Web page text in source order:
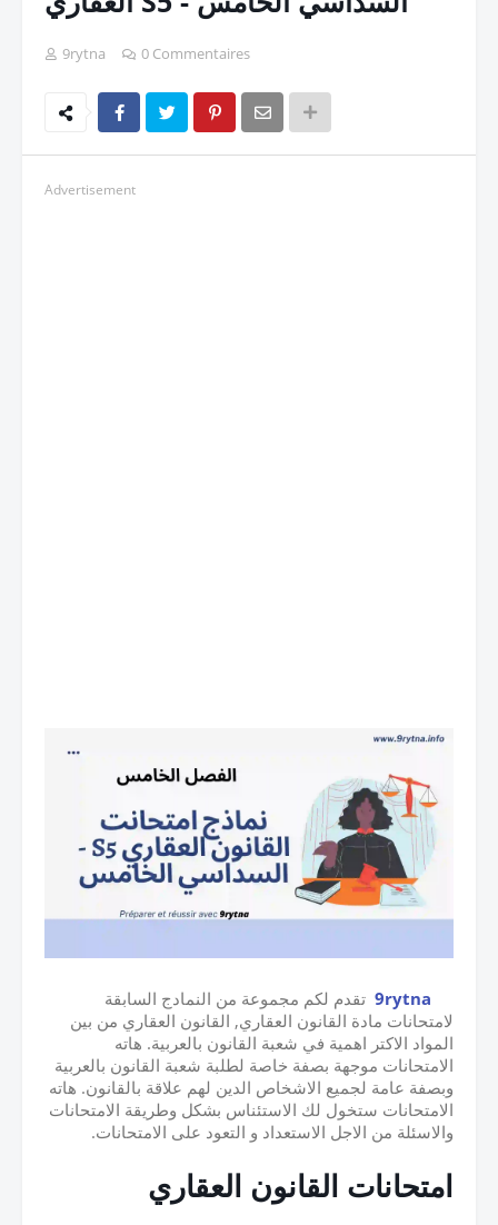
9rytna 0 Commentaires
Advertisement
9rytna تقدم لكم مجموعة من النمادج السابقة
لامتحانات مادة القانون العقاري, القانون العقاري من بين
المواد الاكتر اهمية في شعبة القانون بالعربية. هاته
الامتحانات موجهة بصفة خاصة لطلبة شعبة القانون بالعربية
وبصفة عامة لجميع الاشخاص الدين لهم علاقة بالقانون. هاته
الامتحانات ستخول لك الاستئناس بشكل وطريقة الامتحانات
والاسئلة من الاجل الاستعداد و التعود على الامتحانات.
امتحانات القانون العقاري